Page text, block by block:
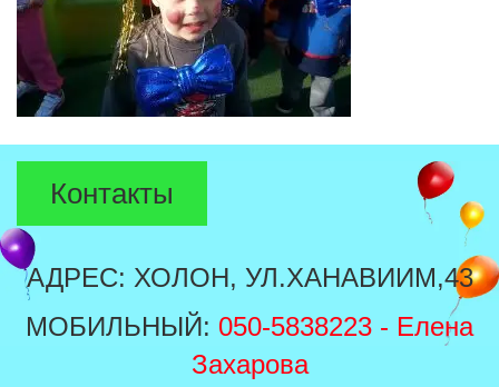
Контакты
АДРЕС: ХОЛОН, УЛ.ХАНАВИИМ,43
МОБИЛЬНЫЙ: 050-5838223 - Елена
Захарова